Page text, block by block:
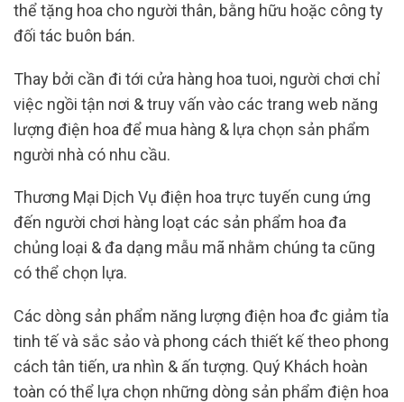
thể tặng hoa cho người thân, bằng hữu hoặc công ty
đối tác buôn bán.
Thay bởi cần đi tới cửa hàng hoa tuoi, người chơi chỉ
việc ngồi tận nơi & truy vấn vào các trang web năng
lượng điện hoa để mua hàng & lựa chọn sản phẩm
người nhà có nhu cầu.
Thương Mại Dịch Vụ điện hoa trực tuyến cung ứng
đến người chơi hàng loạt các sản phẩm hoa đa
chủng loại & đa dạng mẫu mã nhằm chúng ta cũng
có thể chọn lựa.
Các dòng sản phẩm năng lượng điện hoa đc giảm tỉa
tinh tế và sắc sảo và phong cách thiết kế theo phong
cách tân tiến, ưa nhìn & ấn tượng. Quý Khách hoàn
toàn có thể lựa chọn những dòng sản phẩm điện hoa